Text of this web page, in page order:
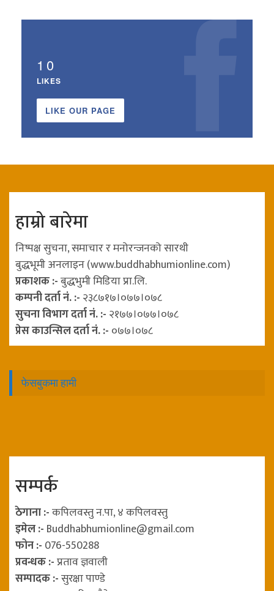
10
LIKES
LIKE OUR PAGE
हाम्रो बारेमा
निष्पक्ष सुचना, समाचार र मनोरन्जनको सारथी
बुद्धभूमी अनलाइन (www.buddhabhumionline.com)
प्रकाशक :-बुद्धभुमी मिडिया प्रा.लि.
कम्पनी दर्ता नं. :- २३८७१७।०७७।०७८
सुचना विभाग दर्ता नं. :- २१७७।०७७।०७८
प्रेस काउन्सिल दर्ता नं. :- ०७७।०७८
फेसबुकमा हामी
सम्पर्क
ठेगाना :-कपिलवस्तु न.पा, ४ कपिलवस्तु
इमेल :- Buddhabhumionline@gmail.com
फोन :- 076-550288
प्रवन्धक :-प्रताव ज्ञवाली
सम्पादक :-सुरक्षा पाण्डे